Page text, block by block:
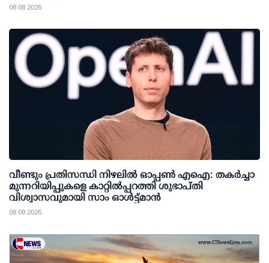
08 08 2026
വീണ്ടും പ്രതിസന്ധി നിഴലില്‍ ഓപ്പണ്‍ എഐ: തകര്‍ച്ചാ
മുന്നറിയിപ്പുകളെ കാറ്റില്‍പ്പറത്തി ശുഭാപ്തി
വിശ്വാസവുമായി സാം ഓള്‍ട്ട്മാന്‍
08 08 2026